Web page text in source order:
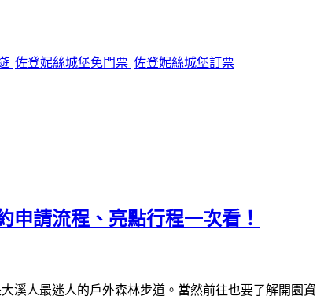
佐登妮絲城堡免門票 佐登妮絲城堡訂票
請流程、亮點行程一次看！
溪人最迷人的戶外森林步道。當然前往也要了解開園資